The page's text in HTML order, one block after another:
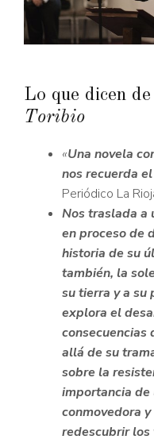
Lo que dicen
Toribio
«Una novela
nos recuerda
Periódico La
Nos traslada a
en proceso de
historia de su
también, la
su tierra y a su
explora el
consecuencias
allá de su
sobre la
importancia de
conmovedora
redescubrir los